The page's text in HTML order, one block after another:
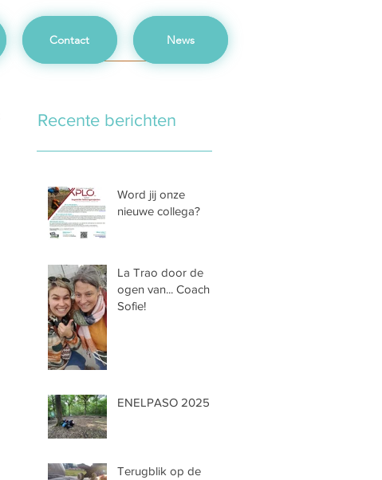
Contact News
Recente berichten
Word jij onze
nieuwe collega?
La Trao door de
ogen van... Coach
Sofie!
ENELPASO 2025
Terugblik op de